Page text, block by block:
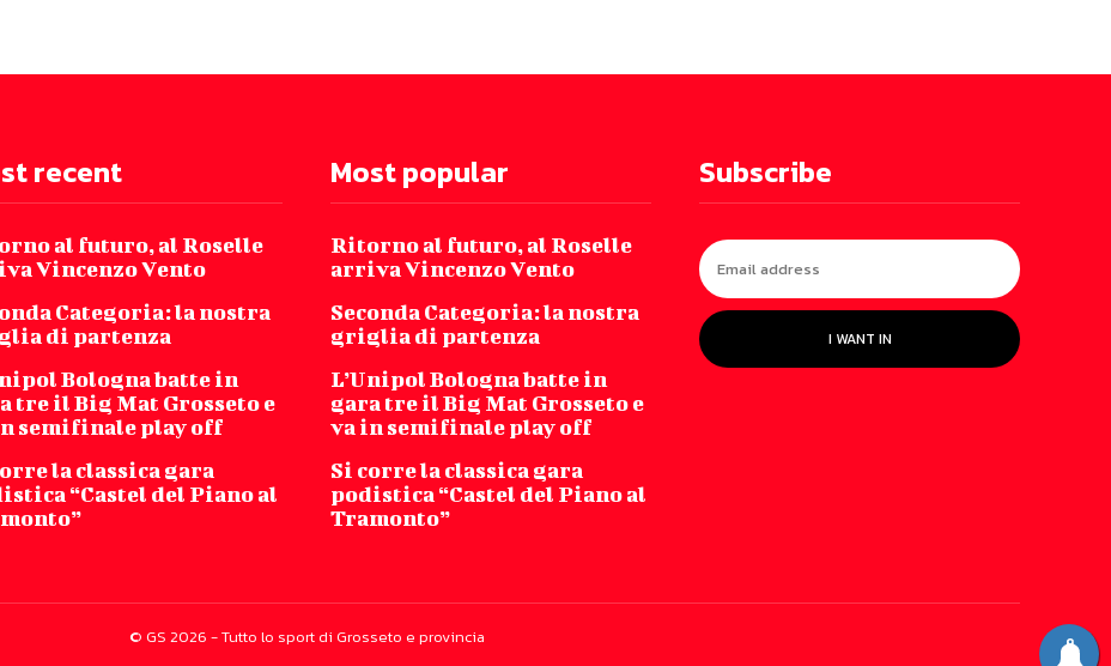
recent
al futuro, al Roselle
Vincenzo Vento
Categoria: la nostra
di partenza
Bologna batte in
tre il Big Mat Grosseto e
semifinale play off
la classica gara
“Castel del Piano al
Most popular
Ritorno al futuro, al Roselle
arriva Vincenzo Vento
Seconda Categoria: la nostra
griglia di partenza
L’Unipol Bologna batte in
gara tre il Big Mat Grosseto e
va in semifinale play off
Si corre la classica gara
podistica “Castel del Piano al
Tramonto”
Subscribe
I WANT IN
© GS 2026 - Tutto lo sport di Grosseto e provincia